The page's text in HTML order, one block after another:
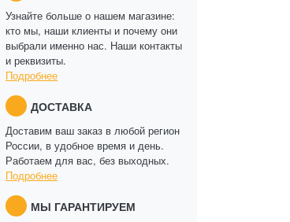
Узнайте больше о нашем магазине:
кто мы, наши клиенты и почему они
выбрали именно нас. Наши контакты
и реквизиты.
Подробнее
ДОСТАВКА
Доставим ваш заказ в любой регион
России, в удобное время и день.
Работаем для вас, без выходных.
Подробнее
МЫ ГАРАНТИРУЕМ